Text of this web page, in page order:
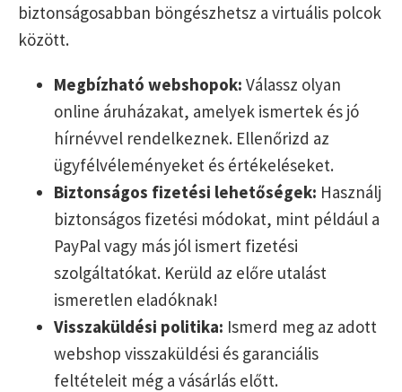
biztonságosabban böngészhetsz a virtuális polcok
között.
Megbízható webshopok: Válassz olyan
online áruházakat, amelyek ismertek és jó
hírnévvel rendelkeznek. Ellenőrizd az
ügyfélvéleményeket és értékeléseket.
Biztonságos fizetési lehetőségek: Használj
biztonságos fizetési módokat, mint például a
PayPal vagy más jól ismert fizetési
szolgáltatókat. Kerüld az előre utalást
ismeretlen eladóknak!
Visszaküldési politika: Ismerd meg az adott
webshop visszaküldési és garanciális
feltételeit még a vásárlás előtt.